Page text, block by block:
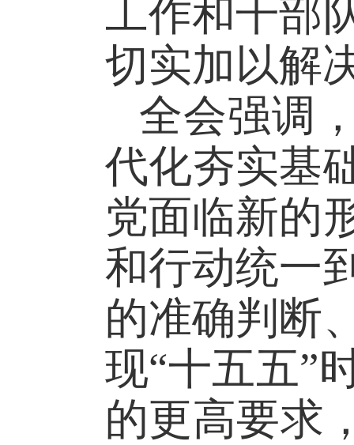
工作和干部
切实加以解
全会强调
代化夯实基
党面临新的
和行动统一
的准确判断
现“十五五”
的更高要求